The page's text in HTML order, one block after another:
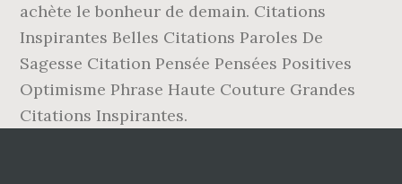
achète le bonheur de demain. Citations
Inspirantes Belles Citations Paroles De
Sagesse Citation Pensée Pensées Positives
Optimisme Phrase Haute Couture Grandes
Citations Inspirantes.